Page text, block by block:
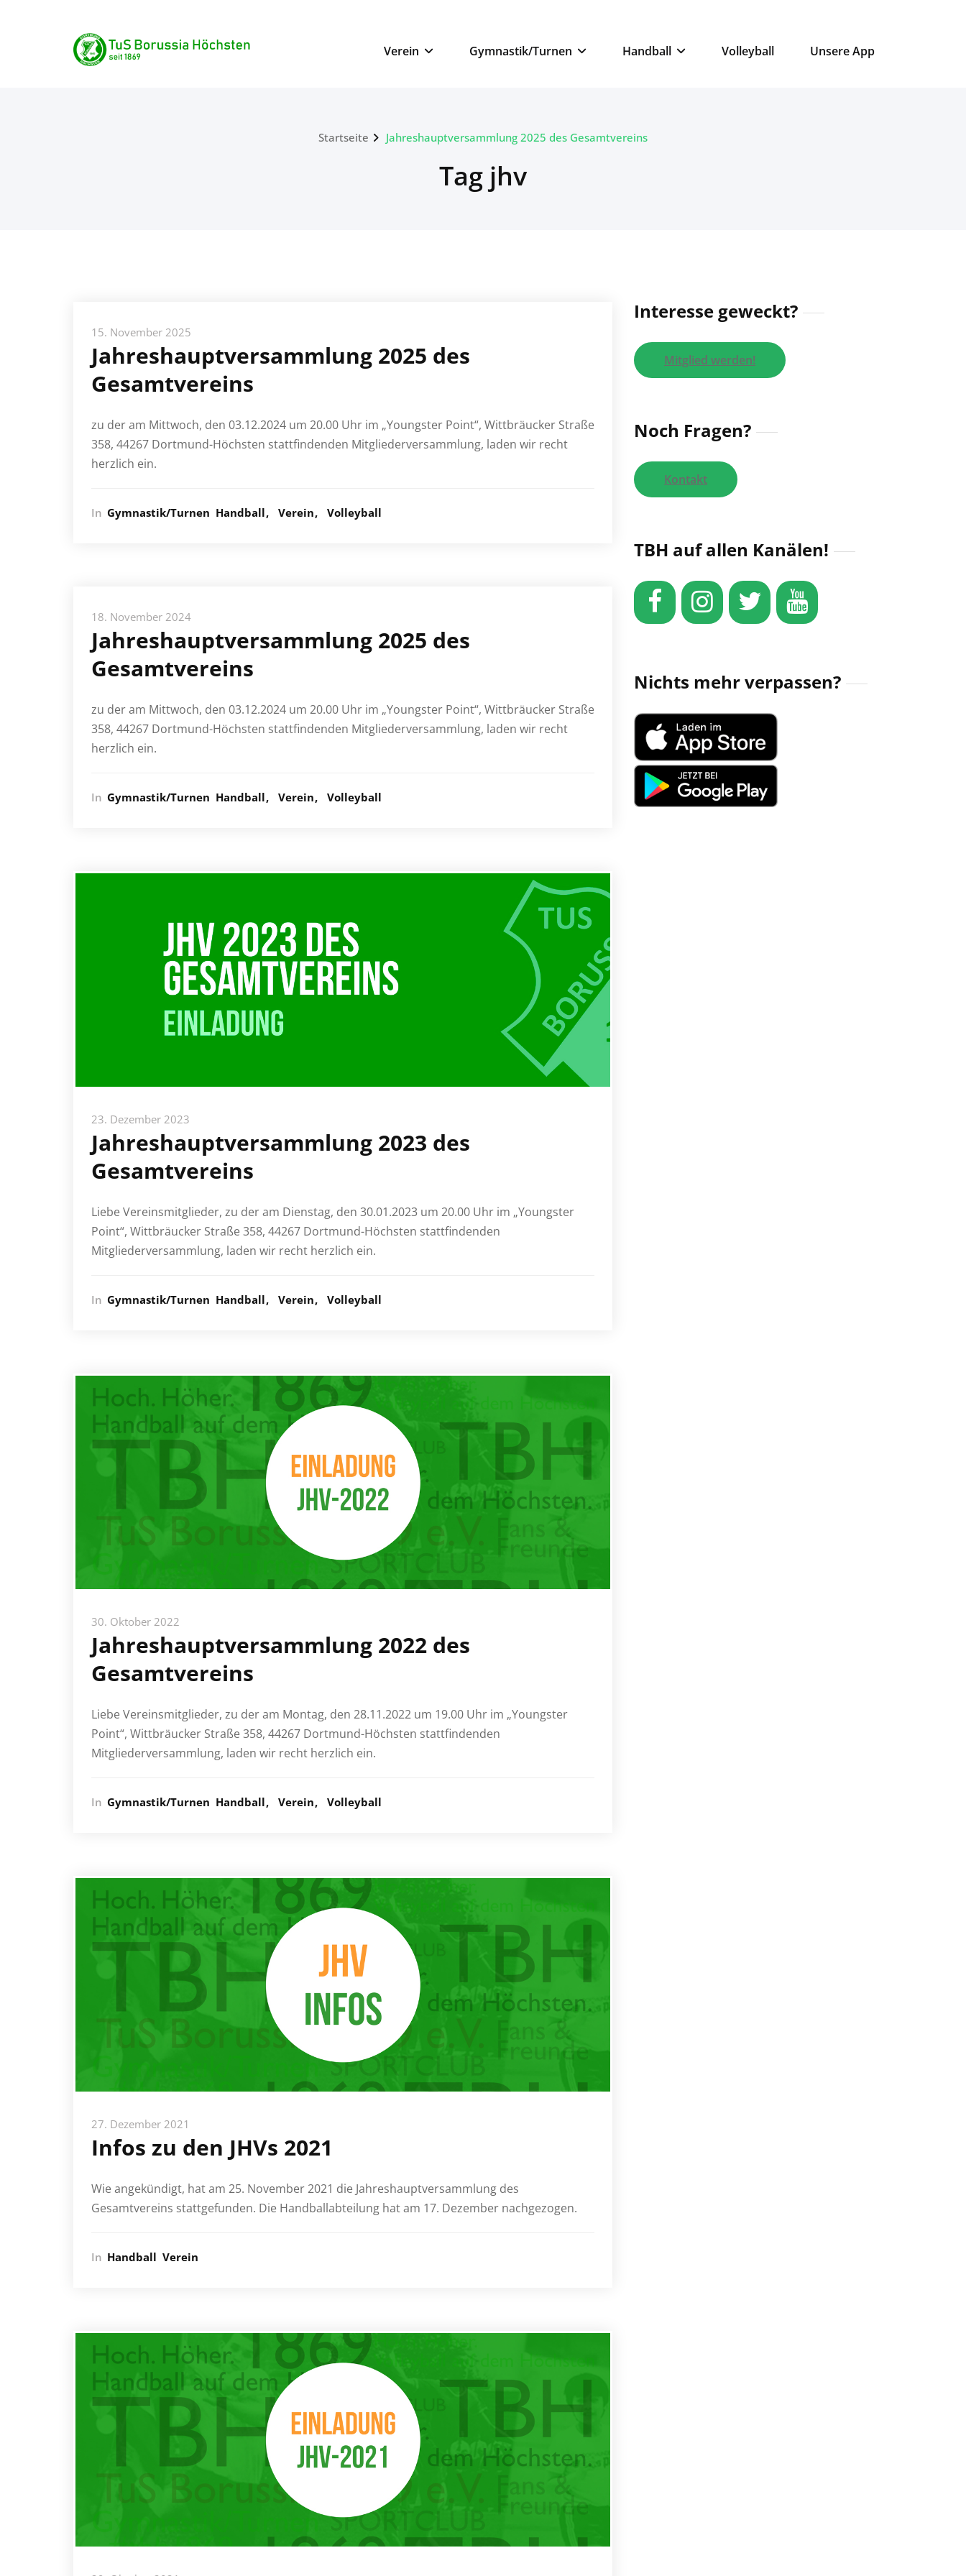
TuS Borussia Höchsten
seit 1869
Verein Gymnastik/Turnen Handball Volleyball Unsere App
Startseite Jahreshauptversammlung 2025 des Gesamtvereins
Tag jhv
15. November 2025
Jahreshauptversammlung 2025 des
Gesamtvereins
zu der am Mittwoch, den 03.12.2024 um 20.00 Uhr im „Youngster Point“, Wittbräucker Straße
358, 44267 Dortmund-Höchsten stattfindenden Mitgliederversammlung, laden wir recht
herzlich ein.
In Gymnastik/Turnen Handball Verein Volleyball
18. November 2024
Jahreshauptversammlung 2025 des
Gesamtvereins
zu der am Mittwoch, den 03.12.2024 um 20.00 Uhr im „Youngster Point“, Wittbräucker Straße
358, 44267 Dortmund-Höchsten stattfindenden Mitgliederversammlung, laden wir recht
herzlich ein.
In Gymnastik/Turnen Handball Verein Volleyball
23. Dezember 2023
Jahreshauptversammlung 2023 des
Gesamtvereins
Liebe Vereinsmitglieder, zu der am Dienstag, den 30.01.2023 um 20.00 Uhr im „Youngster
Point“, Wittbräucker Straße 358, 44267 Dortmund-Höchsten stattfindenden
Mitgliederversammlung, laden wir recht herzlich ein.
In Gymnastik/Turnen Handball Verein Volleyball
30. Oktober 2022
Jahreshauptversammlung 2022 des
Gesamtvereins
Liebe Vereinsmitglieder, zu der am Montag, den 28.11.2022 um 19.00 Uhr im „Youngster
Point“, Wittbräucker Straße 358, 44267 Dortmund-Höchsten stattfindenden
Mitgliederversammlung, laden wir recht herzlich ein.
In Gymnastik/Turnen Handball Verein Volleyball
27. Dezember 2021
Infos zu den JHVs 2021
Wie angekündigt, hat am 25. November 2021 die Jahreshauptversammlung des
Gesamtvereins stattgefunden. Die Handballabteilung hat am 17. Dezember nachgezogen.
In Handball Verein
Interesse geweckt?
Mitglied werden!
Noch Fragen?
Kontakt
TBH auf allen Kanälen!
Nichts mehr verpassen?